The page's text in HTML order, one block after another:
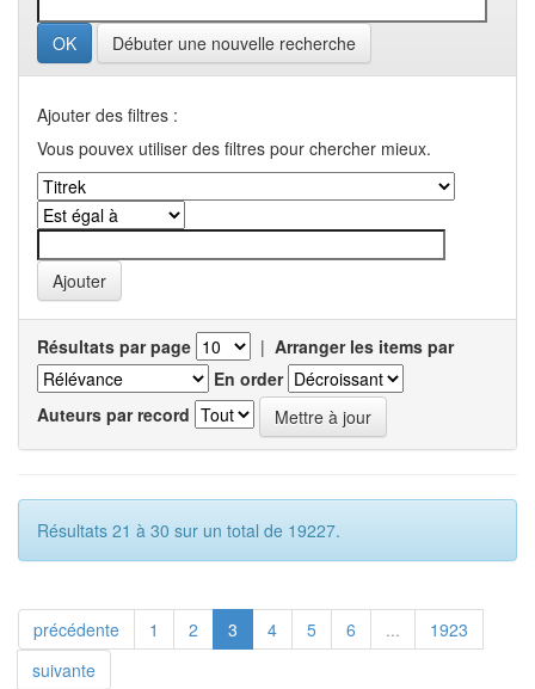
Débuter une nouvelle recherche
Ajouter des filtres :
Vous pouvex utiliser des filtres pour chercher mieux.
Résultats par page | Arranger les items par
En order
Auteurs par record
Résultats 21 à 30 sur un total de 19227.
précédente 1 2 3 4 5 6 ...
1923
suivante